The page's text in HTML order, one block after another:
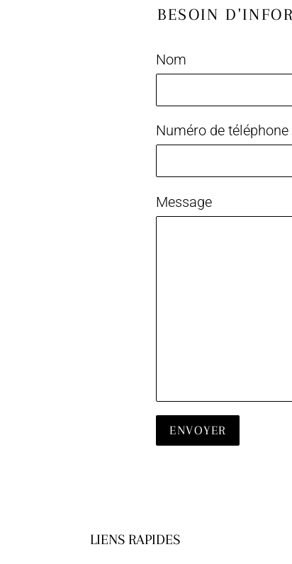
BESOIN
Nom
Numéro de téléphone
Message
LIENS RAPIDES